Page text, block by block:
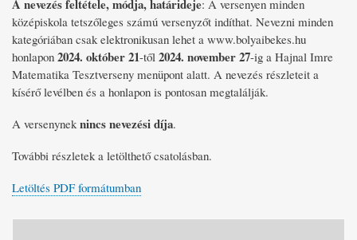
A nevezés feltétele, módja, határideje: A versenyen minden
középiskola tetszőleges számú versenyzőt indíthat. Nevezni minden
kategóriában csak elektronikusan lehet a www.bolyaibekes.hu
honlapon 2024. október 21-től 2024. november 27-ig a Hajnal Imre
Matematika Tesztverseny menüpont alatt. A nevezés részleteit a
kísérő levélben és a honlapon is pontosan megtalálják.
A versenyneknincs nevezési díja.
További részletek a letölthető csatolásban.
Letöltés PDF formátumban